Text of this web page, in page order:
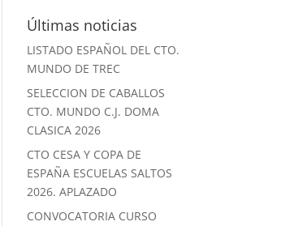
Últimas noticias
LISTADO ESPAÑOL DEL CTO.
MUNDO DE TREC
SELECCION DE CABALLOS
CTO. MUNDO C.J. DOMA
CLASICA 2026
CTO CESA Y COPA DE
ESPAÑA ESCUELAS SALTOS
2026. APLAZADO
CONVOCATORIA CURSO